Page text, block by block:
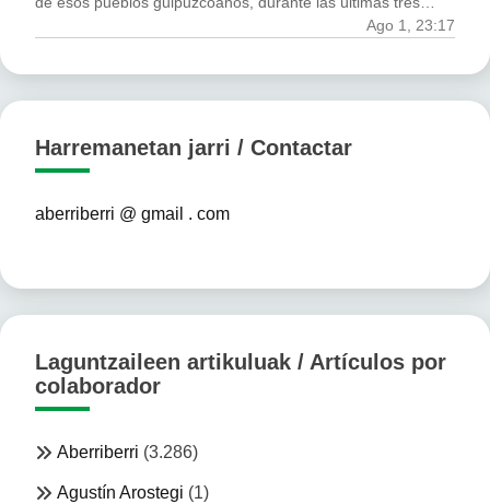
Ago 1, 23:17
Harremanetan jarri / Contactar
aberriberri @ gmail . com
Laguntzaileen artikuluak / Artículos por
colaborador
Aberriberri (3.286)
Agustín Arostegi (1)